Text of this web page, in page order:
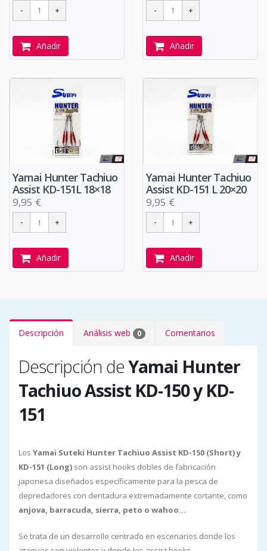
Añadir Añadir
Yamai Hunter Tachiuo
Assist KD-151L 18×18
9,95 €
Añadir
Yamai Hunter Tachiuo
Assist KD-151 L 20×20
9,95 €
Añadir
Descripción Análisis web 0 Comentarios
Descripción deYamai Hunter
Tachiuo Assist KD-150 y KD-
151
Los Yamai Suteki Hunter Tachiuo Assist KD-150 (Short) y
KD-151 (Long) son assist hooks dobles de fabricación
japonesa diseñados específicamente para la pesca de
depredadores con dentadura extremadamente cortante, como
anjova, barracuda, sierra, peto o wahoo...
Se trata de un desarrollo centrado en escenarios donde los